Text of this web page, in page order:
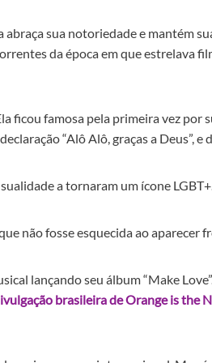
sua notoriedade e mantém
da época em que estrelava
ficou famosa pela primeira vez por
“Alô Alô, graças a Deus”, e
a tornaram um ícone
não fosse esquecida ao aparecer
lançando seu álbum “Make
brasileira de Orange is the